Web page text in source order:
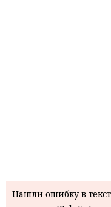
Нашли ошибку в